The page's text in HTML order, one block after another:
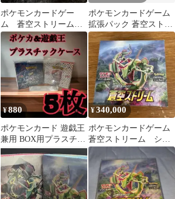
ポケモンカードゲー
ム 蒼空ストリーム
未開封シュリンク付き
BOX
ポケモンカードゲーム
拡張パック 蒼空ストリ
ーム
¥880
ポケモンカード 遊戯王
兼用 BOX用プラスチッ
クケース ボックスロ
ーダー11
¥340,000
ポケモンカードゲーム
蒼空ストリーム シュ
リンク付き